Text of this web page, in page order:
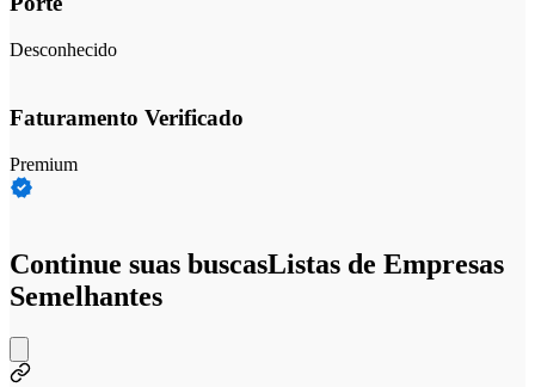
Desconhecido
Faturamento Verificado
Premium
Continue suas buscasListas de Empresas
Semelhantes